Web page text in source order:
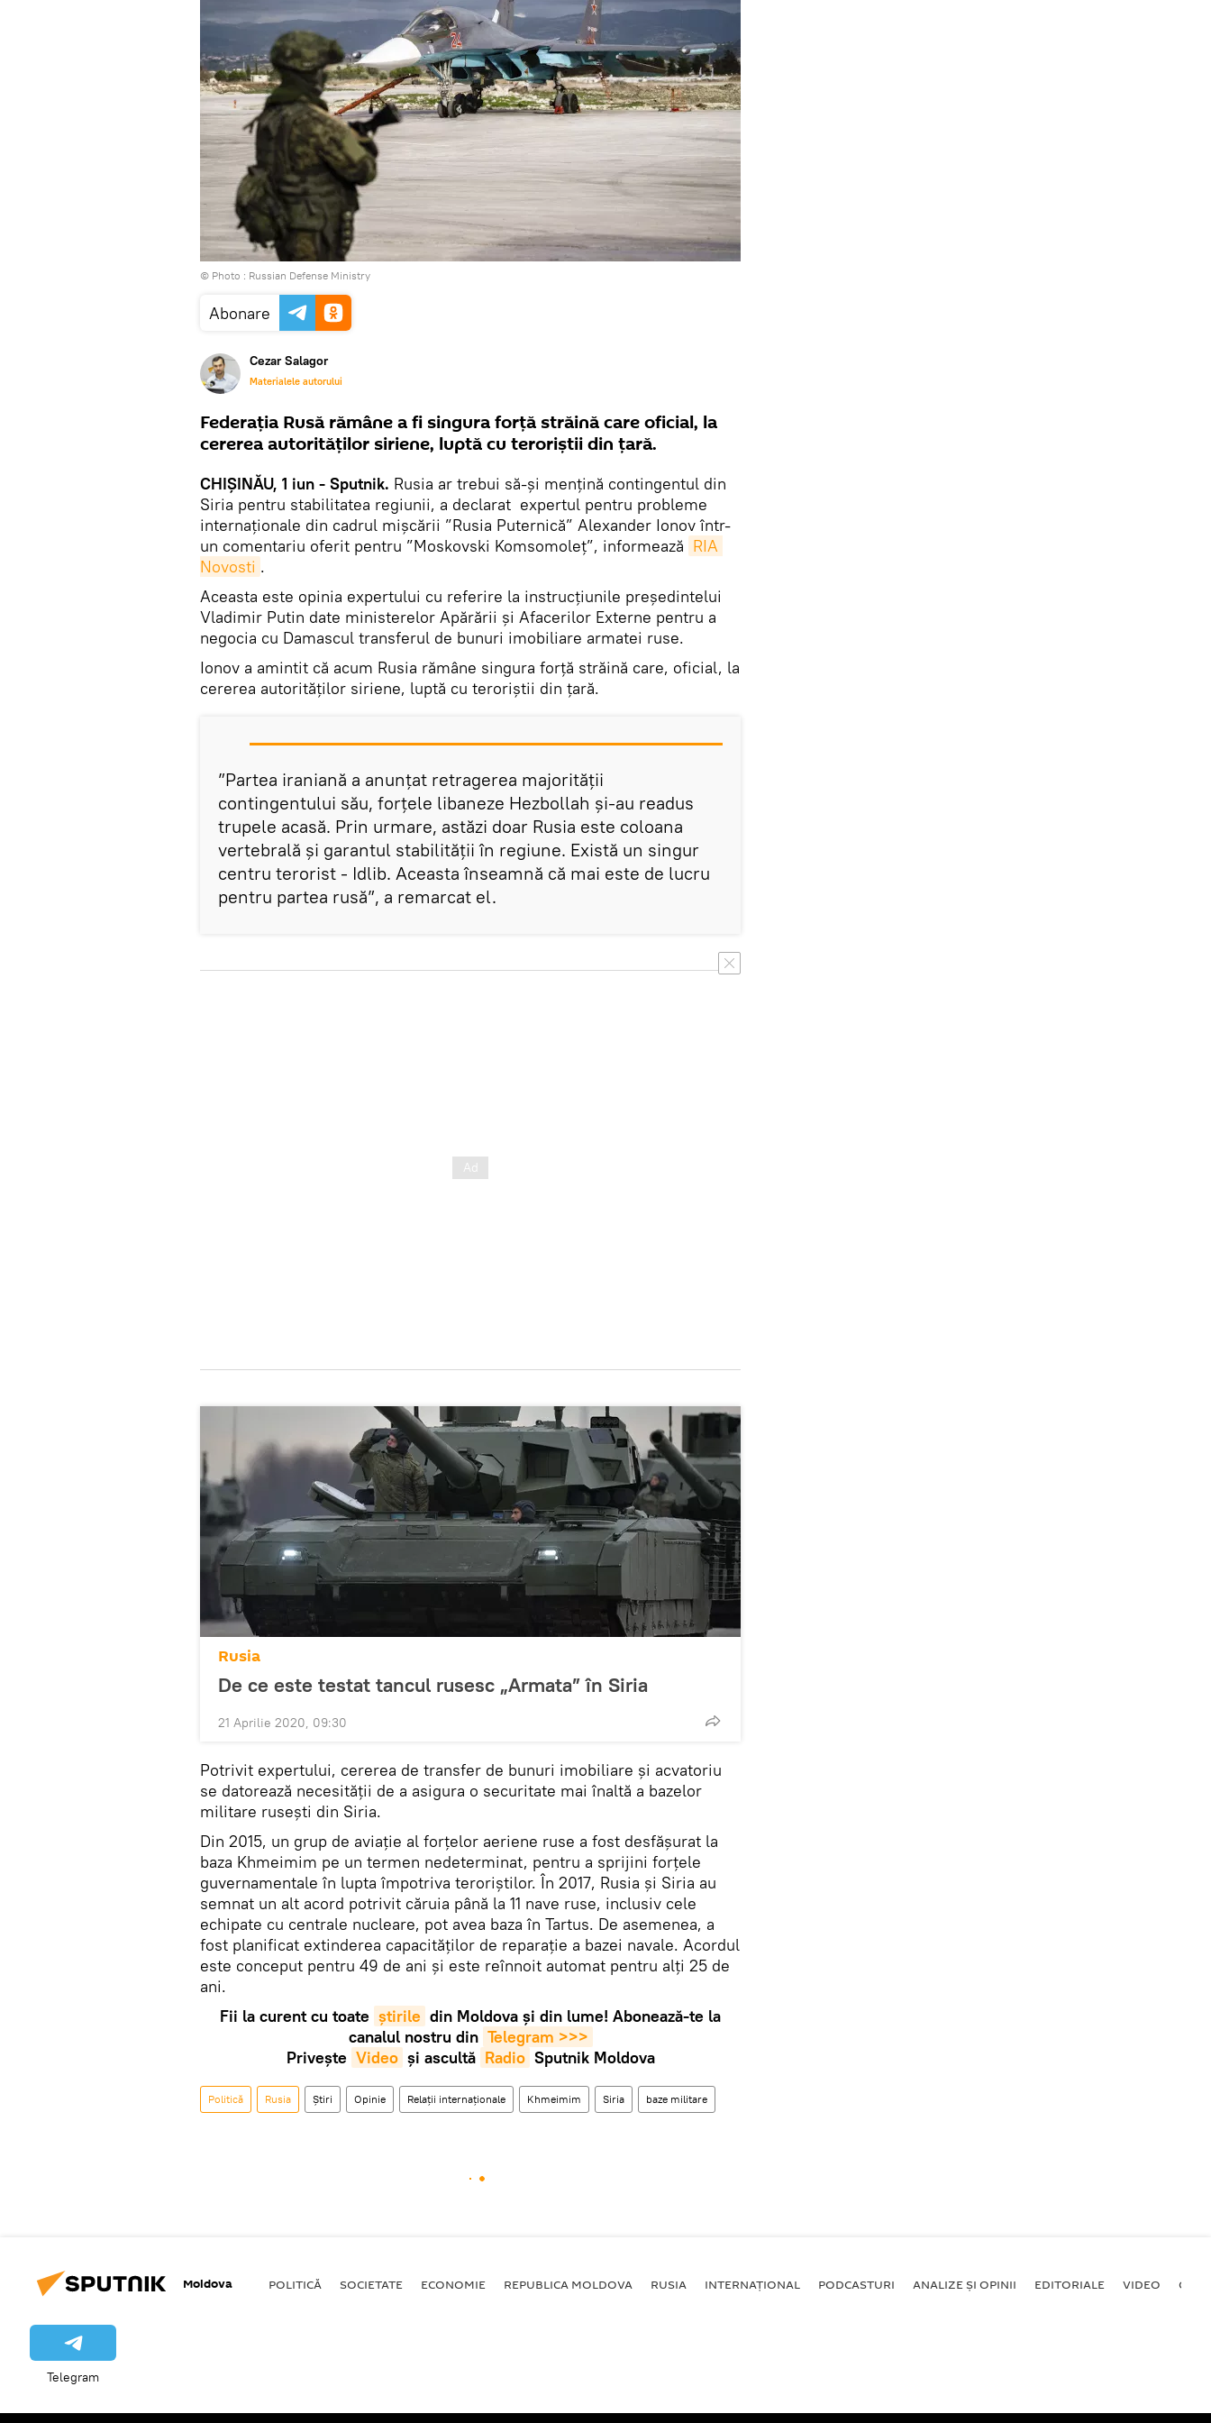
© Photo : Russian Defense Ministry
Abonare
Cezar Salagor
Materialele autorului
Federația Rusă rămâne a fi singura forță străină care oficial, la
cererea autorităților siriene, luptă cu teroriștii din țară.
CHIȘINĂU, 1 iun - Sputnik. Rusia ar trebui să-și mențină contingentul din
Siria pentru stabilitatea regiunii, a declarat expertul pentru probleme
internaționale din cadrul mișcării ”Rusia Puternică” Alexander Ionov într-
un comentariu oferit pentru ”Moskovski Komsomoleț”, informează RIA
Novosti .
Aceasta este opinia expertului cu referire la instrucțiunile președintelui
Vladimir Putin date ministerelor Apărării și Afacerilor Externe pentru a
negocia cu Damascul transferul de bunuri imobiliare armatei ruse.
Ionov a amintit că acum Rusia rămâne singura forță străină care, oficial, la
cererea autorităților siriene, luptă cu teroriștii din țară.
”Partea iraniană a anunțat retragerea majorității
contingentului său, forțele libaneze Hezbollah și-au readus
trupele acasă. Prin urmare, astăzi doar Rusia este coloana
vertebrală și garantul stabilității în regiune. Există un singur
centru terorist - Idlib. Aceasta înseamnă că mai este de lucru
pentru partea rusă”, a remarcat el.
Rusia
De ce este testat tancul rusesc „Armata” în Siria
21 Aprilie 2020, 09:30
Potrivit expertului, cererea de transfer de bunuri imobiliare și acvatoriu
se datorează necesității de a asigura o securitate mai înaltă a bazelor
militare rusești din Siria.
Din 2015, un grup de aviație al forțelor aeriene ruse a fost desfășurat la
baza Khmeimim pe un termen nedeterminat, pentru a sprijini forțele
guvernamentale în lupta împotriva teroriștilor. În 2017, Rusia și Siria au
semnat un alt acord potrivit căruia până la 11 nave ruse, inclusiv cele
echipate cu centrale nucleare, pot avea baza în Tartus. De asemenea, a
fost planificat extinderea capacităților de reparație a bazei navale. Acordul
este conceput pentru 49 de ani și este reînnoit automat pentru alți 25 de
ani.
Fii la curent cu toate știrile din Moldova și din lume! Abonează-te la
canalul nostru din Telegram >>>
Privește Video și ascultă Radio Sputnik Moldova
Politică Rusia Știri Opinie Relații internaționale Khmeimim Siria baze militare
Moldova POLITICĂ SOCIETATE ECONOMIE REPUBLICA MOLDOVA RUSIA INTERNAȚIONAL PODCASTURI ANALIZE ȘI OPINII EDITORIALE VIDEO
Telegram